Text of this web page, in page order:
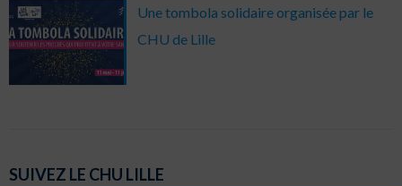
Une tombola solidaire organisée par le
CHU de Lille
SUIVEZ LE CHU LILLE